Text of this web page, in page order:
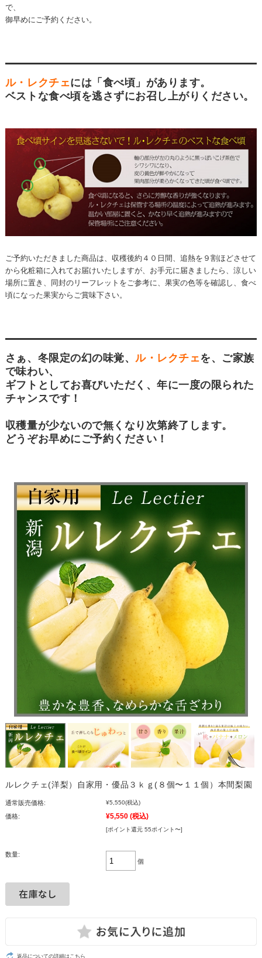
で、
御早めにご予約ください。
ル・レクチェには「食べ頃」があります。
ベストな食べ頃を逃さずにお召し上がりください。
ご予約いただきました商品は、収穫後約４０日間、追熱を９割ほどさせて
から化粧箱に入れてお届けいたしますが、お手元に届きましたら、涼しい
場所に置き、同封のリーフレットをご参考に、果実の色等を確認し、食べ
頃になった果実からご賞味下さい。
さぁ、冬限定の幻の味覚、ル・レクチェを、ご家族
で味わい、
ギフトとしてお喜びいただく、年に一度の限られた
チャンスです！
収穫量が少ないので無くなり次第終了します。
どうぞお早めにご予約ください！
ルレクチェ(洋梨）自家用・優品３ｋｇ(８個〜１１個）本間梨園
通常販売価格: ¥5,550(税込)
価格: ¥5,550 (税込)
[ポイント還元 55ポイント〜]
数量:
個
返品についての詳細はこちら